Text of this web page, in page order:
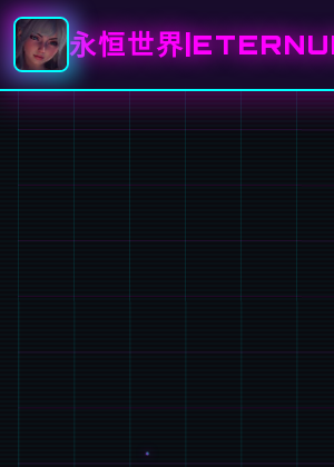
永恒世界